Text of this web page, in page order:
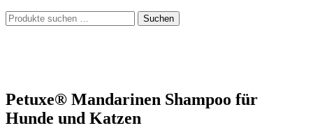
Suchen
nach:
Suchen
Petuxe® Mandarinen Shampoo für
Hunde und Katzen